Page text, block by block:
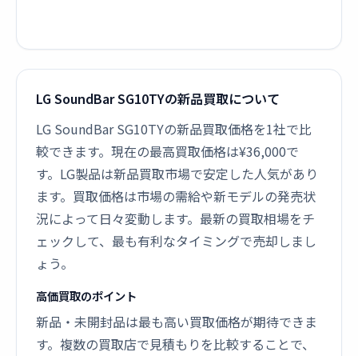
LG SoundBar SG10TYの新品買取について
LG SoundBar SG10TYの新品買取価格を1社で比
較できます。現在の最高買取価格は¥36,000で
す。LG製品は新品買取市場で安定した人気があり
ます。買取価格は市場の需給や新モデルの発売状
況によって日々変動します。最新の買取相場をチ
ェックして、最も有利なタイミングで売却しまし
ょう。
高価買取のポイント
新品・未開封品は最も高い買取価格が期待できま
す。複数の買取店で見積もりを比較することで、